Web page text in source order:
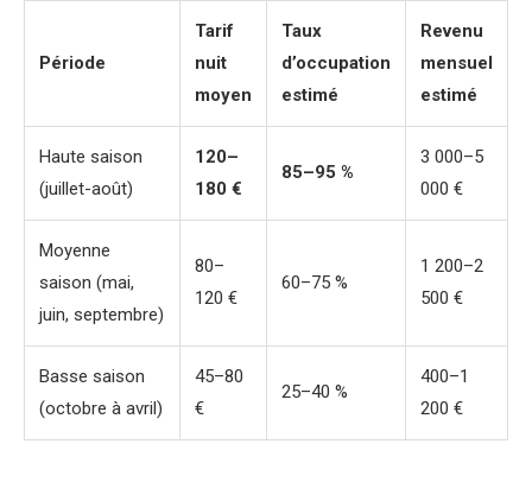
Période
Tarif
nuit
moyen
Taux
d’occupation
estimé
Revenu
mensuel
estimé
Haute saison
(juillet-août)
120–
180 €
85–95 %
3 000–5
000 €
Moyenne
saison (mai,
juin, septembre)
80–
120 €
60–75 %
1 200–2
500 €
Basse saison
(octobre à avril)
45–80
€
25–40 %
400–1
200 €